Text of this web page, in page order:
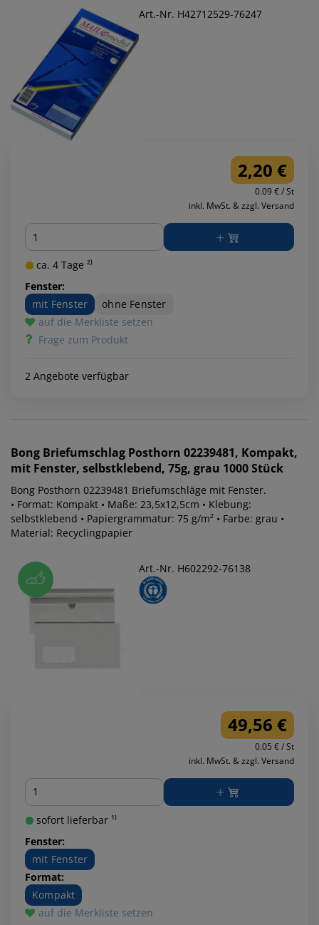
Art.-Nr. H42712529-76247
2,20 €
0.09 € / St
inkl. MwSt. & zzgl. Versand
Menge
ca. 4 Tage ²⁾
Fenster:
mit Fenster
ohne Fenster
auf die Merkliste setzen
Frage zum Produkt
2 Angebote verfügbar
Bong Briefumschlag Posthorn 02239481, Kompakt,
mit Fenster, selbstklebend, 75g, grau 1000 Stück
Bong Posthorn 02239481 Briefumschläge mit Fenster.
• Format: Kompakt • Maße: 23,5x12,5cm • Klebung:
selbstklebend • Papiergrammatur: 75 g/m² • Farbe: grau •
Material: Recyclingpapier
Art.-Nr. H602292-76138
49,56 €
0.05 € / St
inkl. MwSt. & zzgl. Versand
Menge
sofort lieferbar ¹⁾
Fenster:
mit Fenster
Format:
Kompakt
auf die Merkliste setzen